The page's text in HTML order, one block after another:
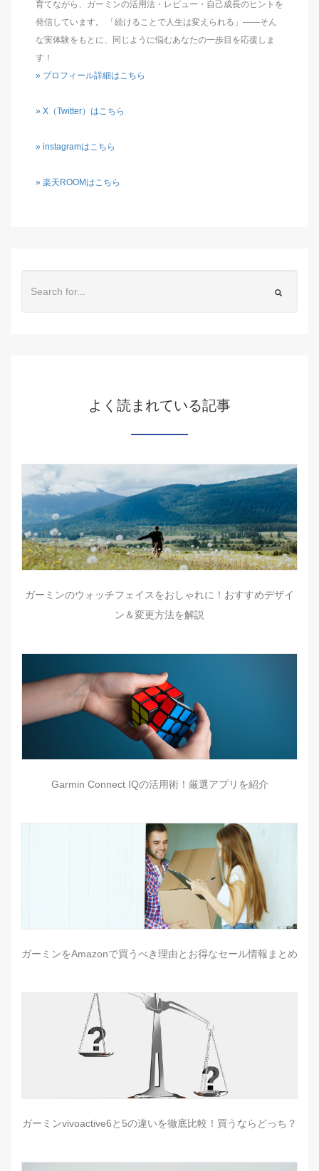
育てながら、ガーミンの活用法・レビュー・自己成長のヒントを
発信しています。 「続けることで人生は変えられる」――そん
な実体験をもとに、同じように悩むあなたの一歩目を応援しま
す！
» プロフィール詳細はこちら
» X（Twitter）はこちら
» instagramはこちら
» 楽天ROOMはこちら
よく読まれている記事
ガーミンのウォッチフェイスをおしゃれに！おすすめデザイ
ン＆変更方法を解説
Garmin Connect IQの活用術！厳選アプリを紹介
ガーミンをAmazonで買うべき理由とお得なセール情報まとめ
ガーミンvivoactive6と5の違いを徹底比較！買うならどっち？